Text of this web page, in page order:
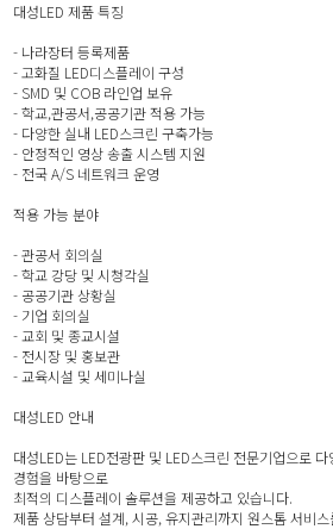
대성LED 제품 특징
- 나라장터 등록제품
- 고화질 LED디스플레이 구성
- SMD 및 COB 라인업 보유
- 학교,관공서,공공기관 적용 가능
- 다양한 실내 LED스크린 구축가능
- 안정적인 영상 송출 시스템 지원
- 전국 A/S 네트워크 운영
적용 가능 분야
- 관공서 회의실
- 학교 강당 및 시청각실
- 공공기관 상황실
- 기업 회의실
- 교회 및 종교시설
- 전시장 및 홍보관
- 교육시설 및 세미나실
대성LED 안내
대성LED는 LED전광판 및 LED스크린 전문기업으로
경험을 바탕으로
최적의 디스플레이 솔루션을 제공하고 있습니다.
제품 상담부터 설계, 시공, 유지관리까지 원스톰 서비